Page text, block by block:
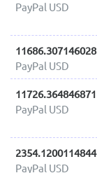
PayPal USD
11686.307146028
PayPal USD
11726.364846871
PayPal USD
2354.1200114844
PayPal USD